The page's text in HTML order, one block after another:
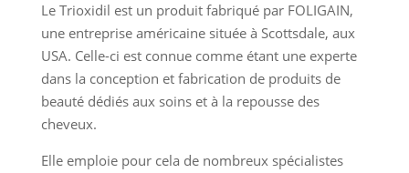
Le Trioxidil est un produit fabriqué par FOLIGAIN,
une entreprise américaine située à Scottsdale, aux
USA. Celle-ci est connue comme étant une experte
dans la conception et fabrication de produits de
beauté dédiés aux soins et à la repousse des
cheveux.
Elle emploie pour cela de nombreux spécialistes